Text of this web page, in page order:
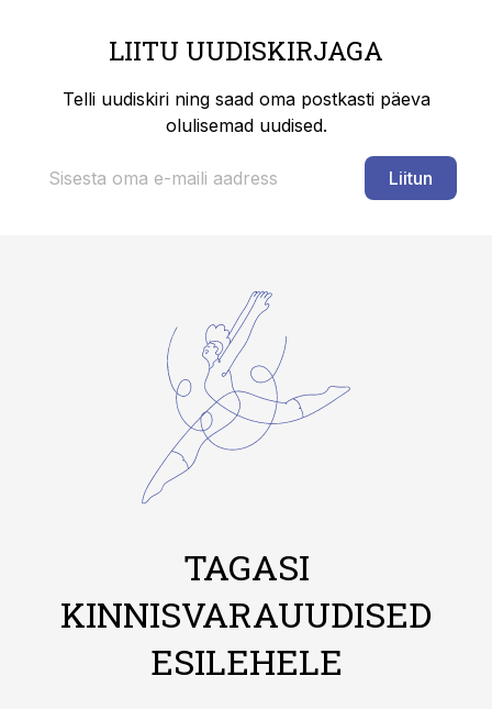
LIITU UUDISKIRJAGA
Telli uudiskiri ning saad oma postkasti päeva
olulisemad uudised.
Liitun
TAGASI
KINNISVARAUUDISED
ESILEHELE